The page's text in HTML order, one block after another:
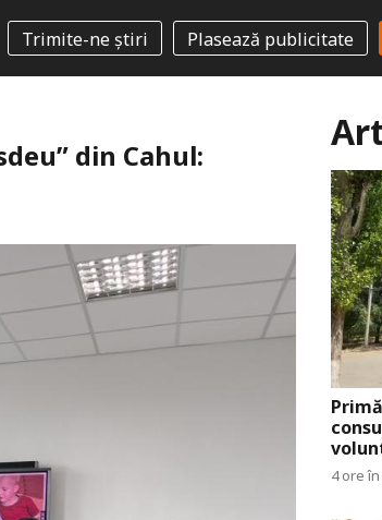
Trimite-ne știri Plasează publicitate
din Cahul:
4 ore